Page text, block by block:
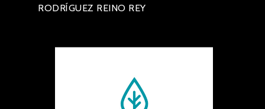
RODRÍGUEZ REINO REY